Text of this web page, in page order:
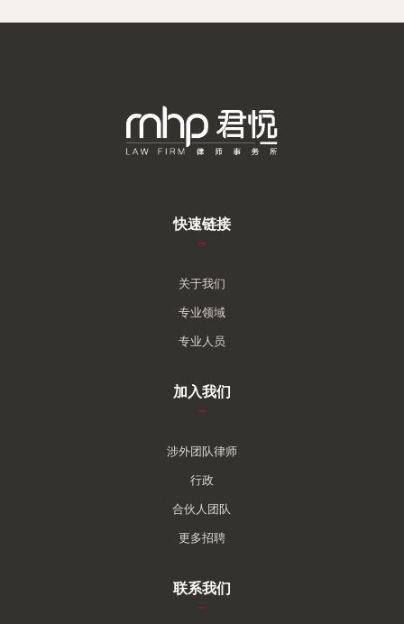
快速链接
–
关于我们
专业领域
专业人员
加入我们
–
涉外团队律师
行政
合伙人团队
更多招聘
联系我们
–